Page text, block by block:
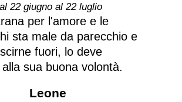
22 giugno al 22 luglio
per l'amore e le
sta male da parecchio e
fuori, lo deve
sua buona volontà.
Leone